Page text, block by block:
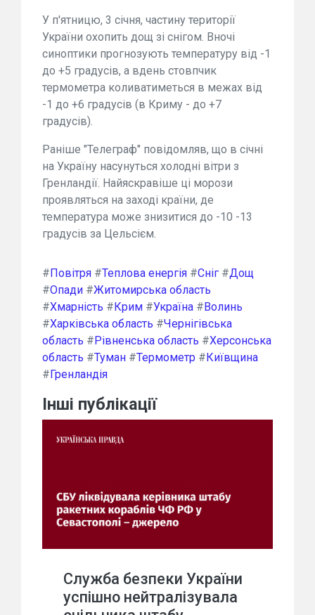
У п'ятницю, 3 січня, частину території
України охопить дощ зі снігом. Вночі
синоптики прогнозують температуру від -1
до +5 градусів, а вдень стовпчик
термометра коливатиметься в межах від
-1 до +6 градусів (в Криму - до +7
градусів).
Раніше "Телеграф" повідомляв, що в січні
на Україну насунуться холодні вітри з
Гренландії. Найяскравіше ці морози
проявляться на заході країни, де
температура може знизитися до -10 -13
градусів за Цельсієм.
# Повітря #Теплова енергія #Сніг #Дощ
#Опади #Житомирська область
#Хмарність # Крим #Україна # Волинь
#Харківська область #Чернігівська
область # Рівненська область #Херсонська
область #Туман #Термометр # Київщина
# Гренландія
Інші публікації
Служба безпеки України
успішно нейтралізувала